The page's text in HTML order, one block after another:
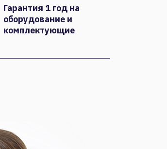
Гарантия 1 год на
оборудование и
комплектующие